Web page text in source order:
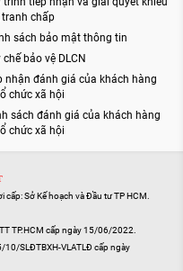
tranh chấp
sách bảo mật thông tin
chế bảo vệ DLCN
nhận đánh giá của khách hàng
chức xã hội
sách đánh giá của khách hàng
chức xã hội
Sở Kế hoạch và Đầu tư TP HCM.
TP.HCM cấp ngày 15/06/2022.
SLĐTBXH-VLATLĐ cấp ngày